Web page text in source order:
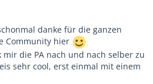
danke für die ganzen
Community hier
mir die PA nach und nach selber zu
sehr cool, erst einmal mit einem